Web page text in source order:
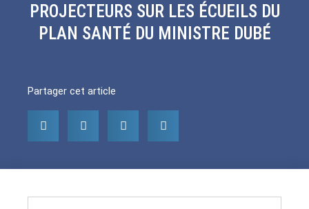
PROJECTEURS SUR LES ÉCUEILS DU
PLAN SANTÉ DU MINISTRE DUBÉ
Partager cet article